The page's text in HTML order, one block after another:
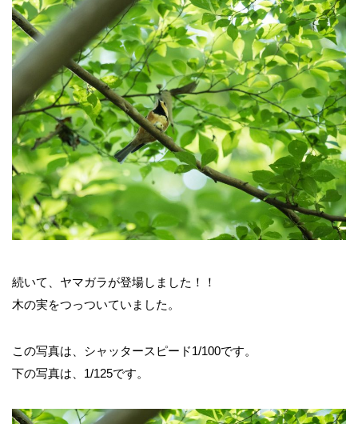
続いて、ヤマガラが登場しました！！
木の実をつっついていました。
この写真は、シャッタースピード1/100です。
下の写真は、1/125です。